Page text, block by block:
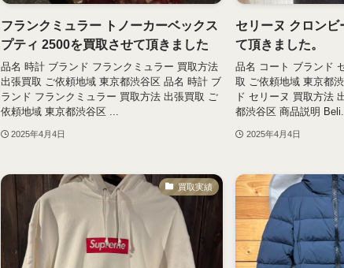
フランクミュラー トノーカーベックス
プティ 2500を買取させて頂きました
品名 時計 ブランド フランクミュラー 買取方法
出張買取 ご依頼地域 東京都渋谷区 品名 時計 ブ
ランド フランクミュラー 買取方法 出張買取 ご
依頼地域 東京都渋谷区 ...
2025年4月4日
セリーヌ クロン
て頂きました。
品名 コート ブランド
取 ご依頼地域 東京都
ド セリーヌ 買取方法
都渋谷区 商品説明
2025年4月4日
買取実績